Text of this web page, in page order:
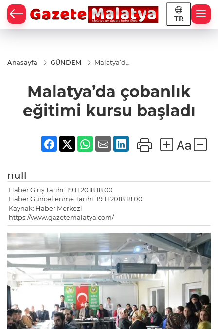
TR
Anasayfa GÜNDEM
Malatya’da
kursu
başladı
Malatya’da çobanlık
eğitimi kursu başladı
null
Haber Giriş Tarihi: 19.11.2018 18:00
Haber Güncellenme Tarihi: 19.11.2018 18:00
Kaynak: Haber Merkezi
https://www.gazetemalatya.com/